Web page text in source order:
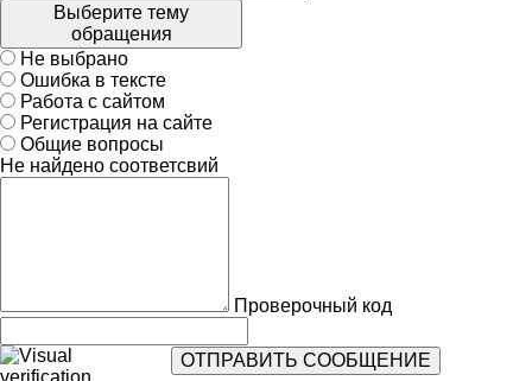
Выберите тему
обращения
Не выбрано
Ошибка в тексте
Работа с сайтом
Регистрация на сайте
Общие вопросы
Не найдено соответсвий
Проверочный код